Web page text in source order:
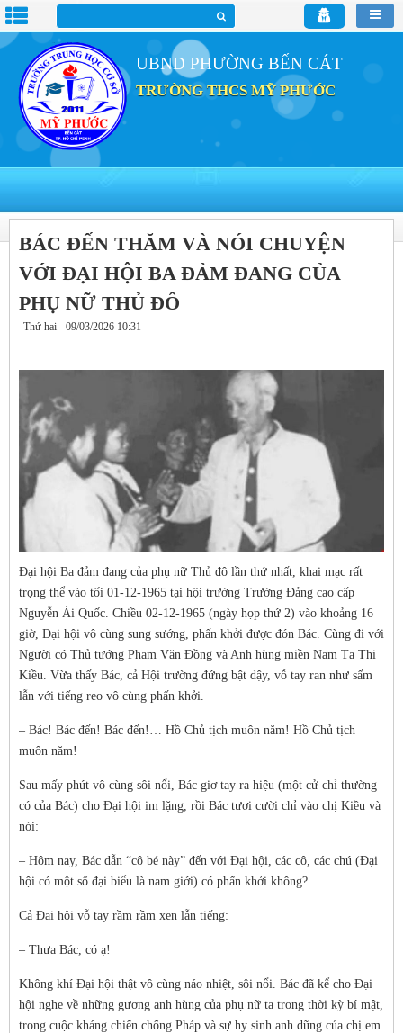
UBND PHƯỜNG BẾN CÁT
TRƯỜNG THCS MỸ PHƯỚC
BÁC ĐẾN THĂM VÀ NÓI CHUYỆN
VỚI ĐẠI HỘI BA ĐẢM ĐANG CỦA
PHỤ NỮ THỦ ĐÔ
Thứ hai - 09/03/2026 10:31
Đại hội Ba đảm đang của phụ nữ Thủ đô lần thứ nhất, khai mạc rất
trọng thể vào tối 01-12-1965 tại hội trường Trường Đảng cao cấp
Nguyễn Ái Quốc. Chiều 02-12-1965 (ngày họp thứ 2) vào khoảng 16
giờ, Đại hội vô cùng sung sướng, phấn khởi được đón Bác. Cùng đi với
Người có Thủ tướng Phạm Văn Đồng và Anh hùng miền Nam Tạ Thị
Kiều. Vừa thấy Bác, cả Hội trường đứng bật dậy, vỗ tay ran như sấm
lẫn với tiếng reo vô cùng phấn khởi.
– Bác! Bác đến! Bác đến!… Hồ Chủ tịch muôn năm! Hồ Chủ tịch
muôn năm!
Sau mấy phút vô cùng sôi nổi, Bác giơ tay ra hiệu (một cử chỉ thường
có của Bác) cho Đại hội im lặng, rồi Bác tươi cười chỉ vào chị Kiều và
nói:
– Hôm nay, Bác dẫn “cô bé này” đến với Đại hội, các cô, các chú (Đại
hội có một số đại biểu là nam giới) có phấn khởi không?
Cả Đại hội vỗ tay rầm rầm xen lẫn tiếng:
– Thưa Bác, có ạ!
Không khí Đại hội thật vô cùng náo nhiệt, sôi nổi. Bác đã kể cho Đại
hội nghe về những gương anh hùng của phụ nữ ta trong thời kỳ bí mật,
trong cuộc kháng chiến chống Pháp và sự hy sinh anh dũng của chị em